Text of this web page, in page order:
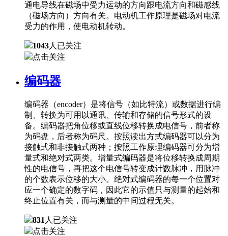
通电导线在磁场中受力运动的方向跟电流方向和磁感线
（磁场方向）方向有关。电动机工作原理是磁场对电流
受力的作用，使电动机转动。
1043人已关注
点击关注
编码器
编码器（encoder）是将信号（如比特流）或数据进行编
制、转换为可用以通讯、传输和存储的信号形式的设
备。编码器把角位移或直线位移转换成电信号，前者称
为码盘，后者称为码尺。按照读出方式编码器可以分为
接触式和非接触式两种；按照工作原理编码器可分为增
量式和绝对式两类。增量式编码器是将位移转换成周期
性的电信号，再把这个电信号转变成计数脉冲，用脉冲
的个数表示位移的大小。绝对式编码器的每一个位置对
应一个确定的数字码，因此它的示值只与测量的起始和
终止位置有关，而与测量的中间过程无关。
831 人已关注
点击关注